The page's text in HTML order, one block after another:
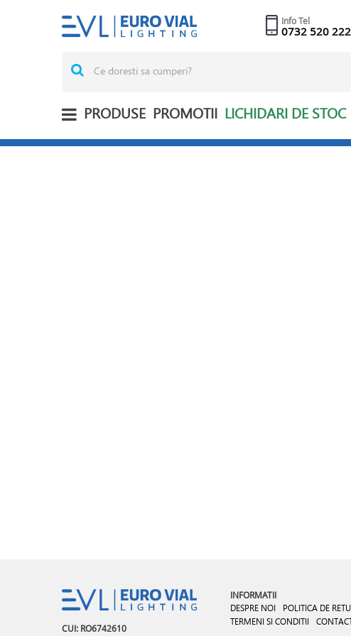
Info Tel
0732 520 222
PRODUSE PROMOTII LICHIDARI DE STOC
CUI: RO6742610
INFORMATII
DESPRE NOI POLITICA DE
TERMENI SI CONDITII